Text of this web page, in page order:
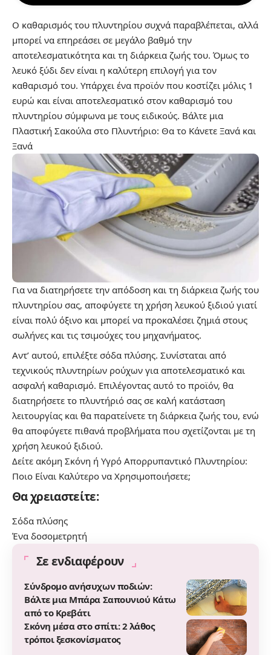
Ο καθαρισμός του πλυντηρίου συχνά παραβλέπεται, αλλά
μπορεί να επηρεάσει σε μεγάλο βαθμό την
αποτελεσματικότητα και τη διάρκεια ζωής του. Όμως το
λευκό ξύδι δεν είναι η καλύτερη επιλογή για τον
καθαρισμό του. Υπάρχει ένα προϊόν που κοστίζει μόλις 1
ευρώ και είναι αποτελεσματικό στον καθαρισμό του
πλυντηρίου σύμφωνα με τους ειδικούς. Βάλτε μια
Πλαστική Σακούλα στο Πλυντήριο: Θα το Κάνετε Ξανά και
Ξανά
Για να διατηρήσετε την απόδοση και τη διάρκεια ζωής του
πλυντηρίου σας, αποφύγετε τη χρήση λευκού ξιδιού γιατί
είναι πολύ όξινο και μπορεί να προκαλέσει ζημιά στους
σωλήνες και τις τσιμούχες του μηχανήματος.
Αντ’ αυτού, επιλέξτε σόδα πλύσης. Συνίσταται από
τεχνικούς πλυντηρίων ρούχων για αποτελεσματικό και
ασφαλή καθαρισμό. Επιλέγοντας αυτό το προϊόν, θα
διατηρήσετε το πλυντήριό σας σε καλή κατάσταση
λειτουργίας και θα παρατείνετε τη διάρκεια ζωής του, ενώ
θα αποφύγετε πιθανά προβλήματα που σχετίζονται με τη
χρήση λευκού ξιδιού.
Δείτε ακόμη Σκόνη ή Υγρό Απορρυπαντικό Πλυντηρίου:
Ποιο Είναι Καλύτερο να Χρησιμοποιήσετε;
Θα χρειαστείτε:
Σόδα πλύσης
Ένα δοσομετρητή
Σε ενδιαφέρουν
Σύνδρομο ανήσυχων ποδιών:
Βάλτε μια Μπάρα Σαπουνιού Κάτω
από το Κρεβάτι
Σκόνη μέσα στο σπίτι: 2 λάθος
τρόποι ξεσκονίσματος